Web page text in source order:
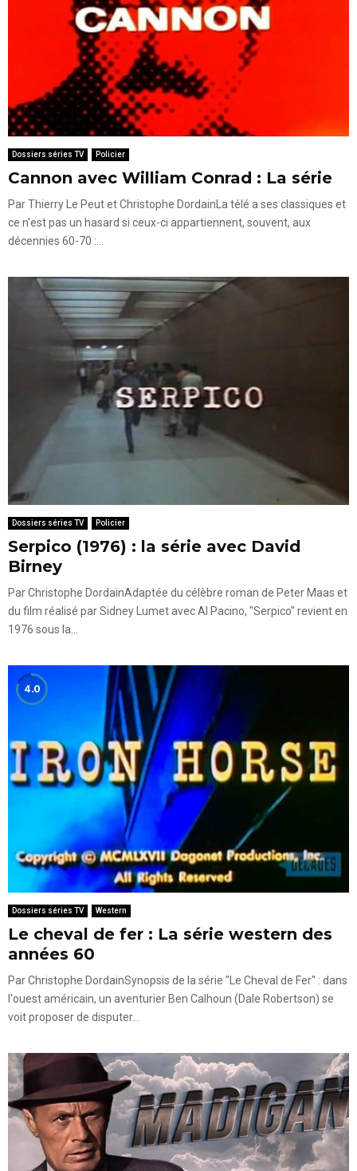
Dossiers séries TV Policier
Cannon avec William Conrad : La série
Par Thierry Le Peut et Christophe DordainLa télé a ses classiques et
ce n'est pas un hasard si ceux-ci appartiennent, souvent, aux
décennies 60-70 :...
Dossiers séries TV Policier
Serpico (1976) : la série avec David
Birney
Par Christophe DordainAdaptée du célèbre roman de Peter Maas et
du film réalisé par Sidney Lumet avec Al Pacino, "Serpico" revient en
1976 sous la...
4.0
Dossiers séries TV Western
Le cheval de fer : La série western des
années 60
Par Christophe DordainSynopsis de la série "Le Cheval de Fer" : dans
l'ouest américain, un aventurier Ben Calhoun (Dale Robertson) se
voit proposer de disputer...